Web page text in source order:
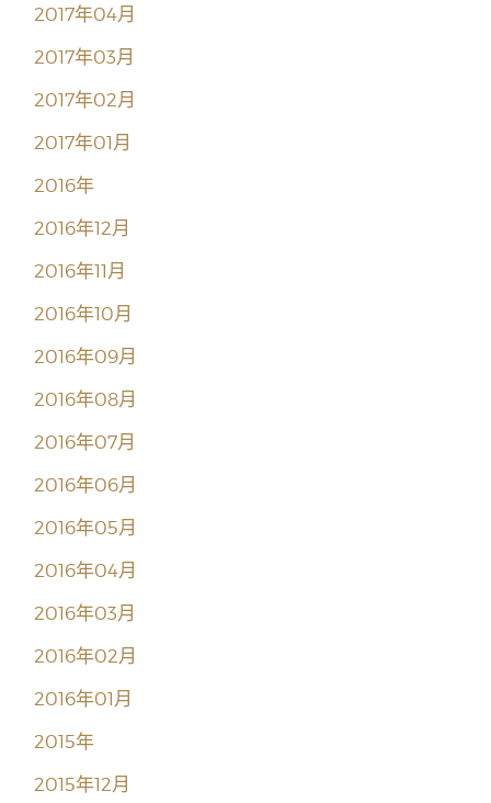
2017年04月
2017年03月
2017年02月
2017年01月
2016年
2016年12月
2016年11月
2016年10月
2016年09月
2016年08月
2016年07月
2016年06月
2016年05月
2016年04月
2016年03月
2016年02月
2016年01月
2015年
2015年12月